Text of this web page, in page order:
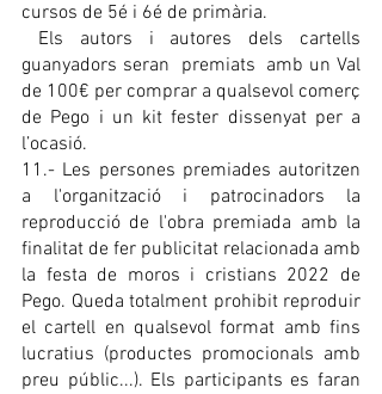
cursos de 5é i 6é de primària.
guanyadors seran  premiats  amb un Val
de 100€ per comprar a qualsevol comerç
de Pego i un kit fester dissenyat per a
l’ocasió.
11.- Les persones premiades autoritzen
a l'organització i patrocinadors la
reproducció de l'obra premiada amb la
finalitat de fer publicitat relacionada amb
la festa de moros i cristians 2022 de
Pego. Queda totalment prohibit reproduir
el cartell en qualsevol format amb fins
lucratius (productes promocionals amb
preu públic...). Els participants es faran